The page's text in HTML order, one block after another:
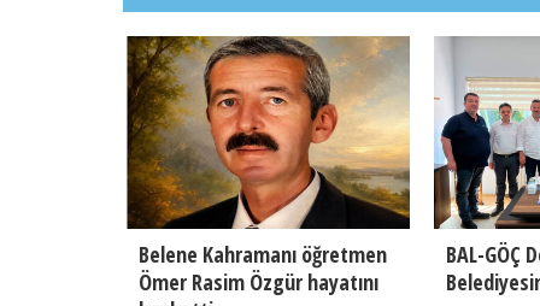
Belene Kahramanı öğretmen
Ömer Rasim Özgür hayatını
BAL-GÖÇ